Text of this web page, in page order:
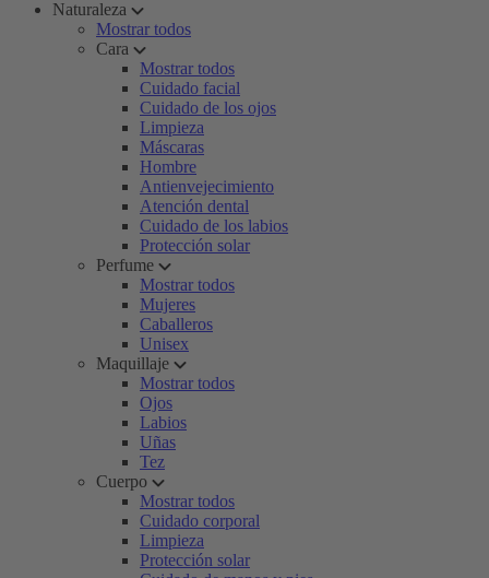
Naturaleza
Mostrar todos
Cara
Mostrar todos
Cuidado facial
Cuidado de los ojos
Limpieza
Máscaras
Hombre
Antienvejecimiento
Atención dental
Cuidado de los labios
Protección solar
Perfume
Mostrar todos
Mujeres
Caballeros
Unisex
Maquillaje
Mostrar todos
Ojos
Labios
Uñas
Tez
Cuerpo
Mostrar todos
Cuidado corporal
Limpieza
Protección solar